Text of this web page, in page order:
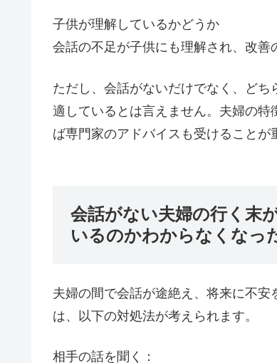
子供が理解しているかどうか
会話の不足が子供にも理解され、改善
ただし、会話がないだけでなく、ど
適しているとは言えません。夫婦の
ば専門家のアドバイスも受けることが
会話がない夫婦の行く末
いるのかわからなくなっ
夫婦の間で会話が途絶え、将来に不
は、以下の対処法が考えられます。
相手の話を聞く：